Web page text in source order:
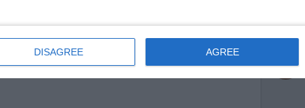
DISAGREE AGREE